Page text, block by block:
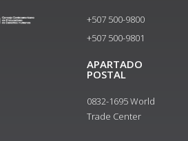
+507 500-9800
+507 500-9801​
APARTADO
POSTAL
0832-1695 World
Trade Center